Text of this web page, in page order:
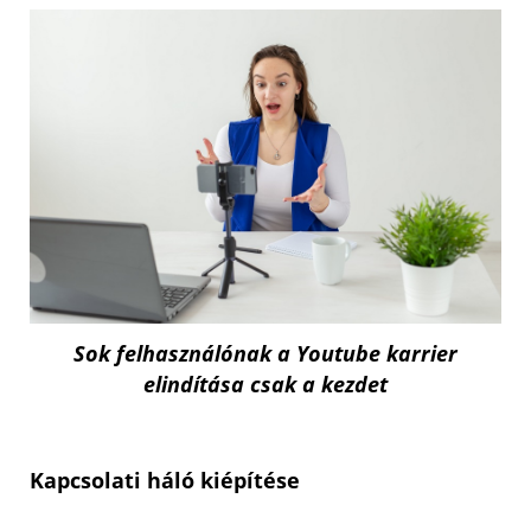
Sok felhasználónak a Youtube karrier
elindítása csak a kezdet
Kapcsolati háló kiépítése